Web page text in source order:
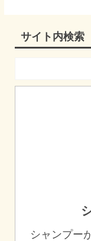
サイト内検索
シャンプー